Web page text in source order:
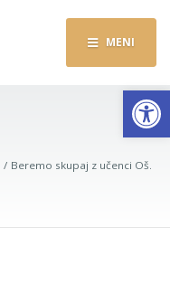
MENI
Beremo skupaj z učenci Oš.